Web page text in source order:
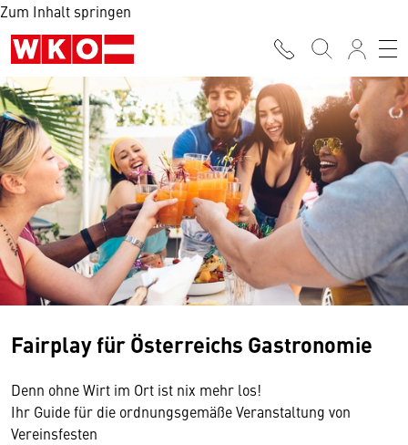
Zum Inhalt springen
Fairplay für Österreichs Gastronomie
Denn ohne Wirt im Ort ist nix mehr los!
Ihr Guide für die ordnungsgemäße Veranstaltung von
Vereinsfesten